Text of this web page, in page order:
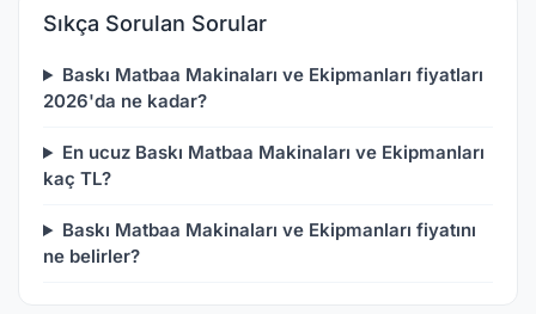
Sıkça Sorulan Sorular
Baskı Matbaa Makinaları ve Ekipmanları fiyatları
2026'da ne kadar?
En ucuz Baskı Matbaa Makinaları ve Ekipmanları
kaç TL?
Baskı Matbaa Makinaları ve Ekipmanları fiyatını
ne belirler?